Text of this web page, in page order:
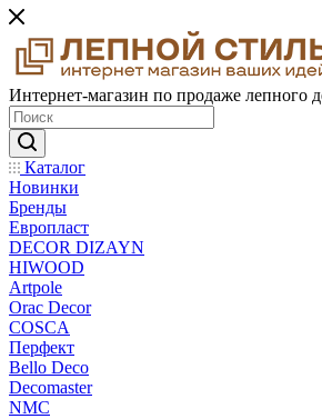
Интернет-магазин по продаже лепного
Каталог
Новинки
Бренды
Европласт
DECOR DIZAYN
HIWOOD
Artpole
Orac Decor
COSCA
Перфект
Bello Deco
Decomaster
NMС